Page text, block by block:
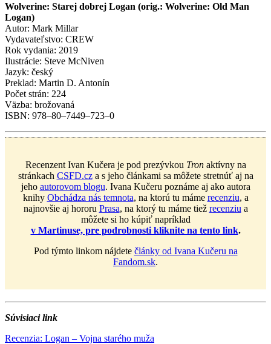
Wolverine: Starej dobrej Logan (orig.: Wolverine: Old Man
Logan)
Autor: Mark Millar
Vydavateľstvo: CREW
Rok vydania: 2019
Ilustrácie: Steve McNiven
Jazyk: český
Preklad: Martin D. Antonín
Počet strán: 224
Väzba: brožovaná
ISBN: 978–80–7449–723–0
Recenzent Ivan Kučera je pod prezývkou Tronaktívny na
stránkach CSFD.cza s jeho článkami sa môžete stretnúť aj na
jeho autorovom blogu. Ivana Kučeru poznáme aj ako autora
knihy Obchádza nás temnota, na ktorú tu máme recenziu, a
najnovšie aj hororu Prasa, na ktorý tu máme tiež recenziu a
môžete si ho kúpiť napríklad
v Martinuse, pre podrobnosti kliknite na tento link.
Pod týmto linkom nájdete články od Ivana Kučeru na
Fandom.sk.
Súvisiaci link
Recenzia: Logan – Vojna starého muža